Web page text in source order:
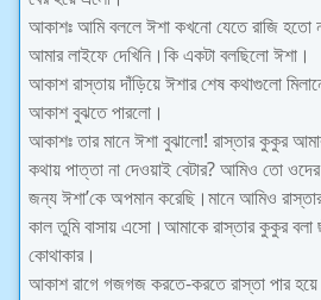
আকাশঃ আমি বললে ঈশা কখনো যেতে রাজি হতো
আমার লাইফে দেখিনি।কি একটা বলছিলো ঈশা।
আকাশ রাস্তায় দাঁড়িয়ে ঈশার শেষ কথাগুলো
আকাশ বুঝতে পারলো।
আকাশঃ তার মানে ঈশা বুঝালো! রাস্তার কুকুর
কথায় পাত্তা না দেওয়াই বেটার? আমিও তো
জন্য ঈশা’কে অপমান করেছি।মানে আমিও
কাল তুমি বাসায় এসো।আমাকে রাস্তার কুকুর বলা
কোথাকার।
আকাশ রাগে গজগজ করতে-করতে রাস্তা পার হয়ে